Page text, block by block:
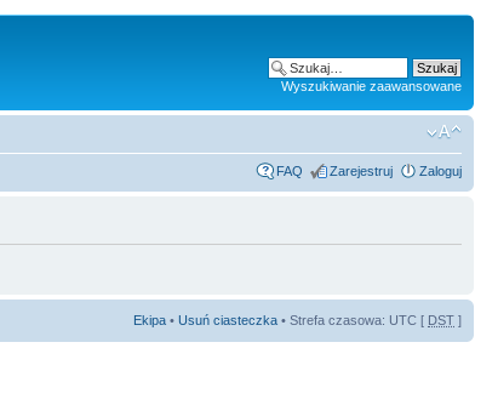
Wyszukiwanie zaawansowane
FAQ Zarejestruj Zaloguj
Ekipa • Usuń ciasteczka • Strefa czasowa: UTC [ DST ]